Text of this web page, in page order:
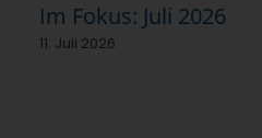
Im Fokus: Juli 2026
11. Juli 2026